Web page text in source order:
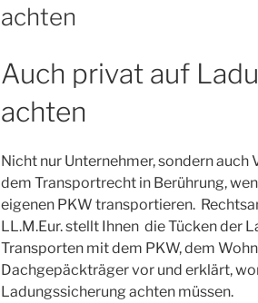
achten
Auch privat auf
achten
Nicht nur Unternehmer, sondern
dem Transportrecht in Berührung,
eigenen PKW transportieren.
LL.M.Eur. stellt Ihnen die Tücken der
Transporten mit dem PKW, dem
Dachgepäckträger vor und erklärt,
Ladungssicherung achten müssen.